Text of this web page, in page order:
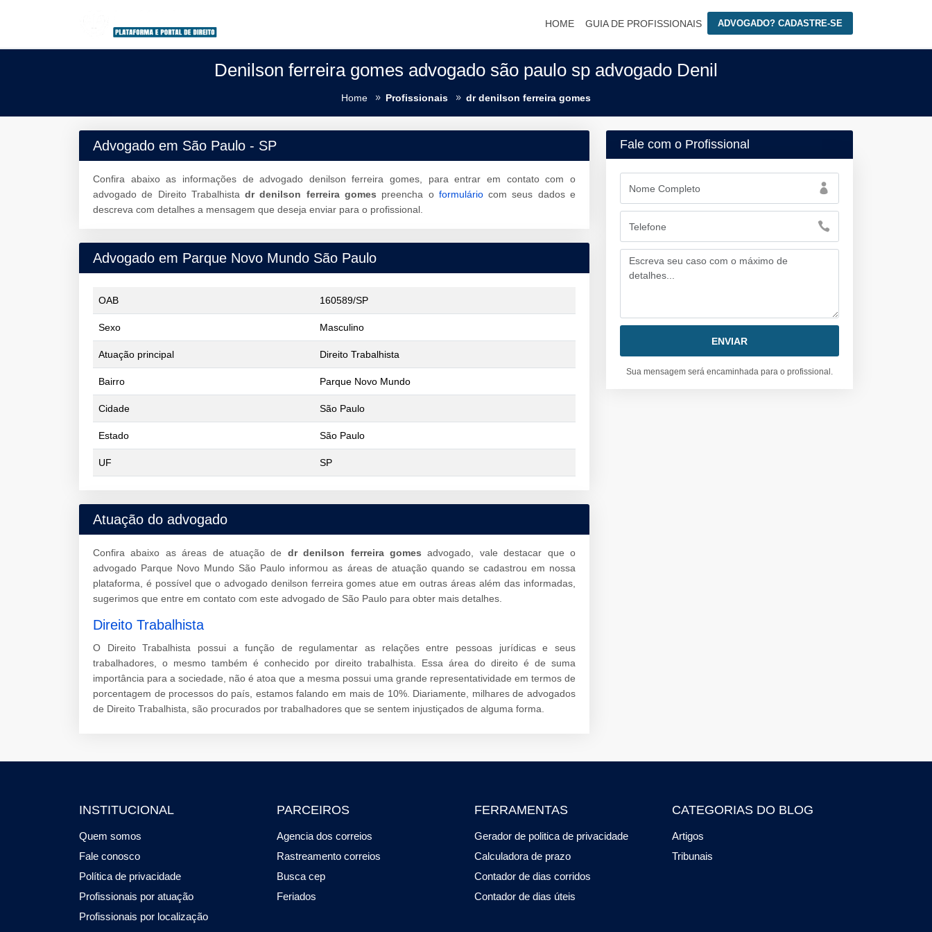
HOME GUIA DE PROFISSIONAIS ADVOGADO? CADASTRE-SE
Denilson ferreira gomes advogado são paulo sp advogado Denil
Home Profissionais dr denilson ferreira gomes
Advogado em São Paulo - SP
Confira abaixo as informações de advogado denilson ferreira gomes, para entrar em contato com o
advogado de Direito Trabalhistadr denilson ferreira gomes preencha o formuláriocom seus dados e
descreva com detalhes a mensagem que deseja enviar para o profissional.
Advogado em Parque Novo Mundo São Paulo
OAB 160589/SP
Sexo Masculino
Atuação principal Direito Trabalhista
Bairro Parque Novo Mundo
Cidade São Paulo
Estado São Paulo
UF SP
Atuação do advogado
Confira abaixo as áreas de atuação de dr denilson ferreira gomes advogado, vale destacar que o
advogado Parque Novo Mundo São Paulo informou as áreas de atuação quando se cadastrou em nossa
plataforma, é possível que o advogado denilson ferreira gomes atue em outras áreas além das informadas,
sugerimos que entre em contato com este advogado de São Paulo para obter mais detalhes.
Direito Trabalhista
O Direito Trabalhista possui a função de regulamentar as relações entre pessoas jurídicas e seus
trabalhadores, o mesmo também é conhecido por direito trabalhista. Essa área do direito é de suma
importância para a sociedade, não é atoa que a mesma possui uma grande representatividade em termos de
porcentagem de processos do país, estamos falando em mais de 10%. Diariamente, milhares de advogados
de Direito Trabalhista, são procurados por trabalhadores que se sentem injustiçados de alguma forma.
Fale com o Profissional
Sua mensagem será encaminhada para o profissional.
INSTITUCIONAL
Quem somos
Fale conosco
Política de privacidade
Profissionais por atuação
Profissionais por localização
PARCEIROS
Agencia dos correios
Rastreamento correios
Busca cep
Feriados
FERRAMENTAS
Gerador de politica de privacidade
Calculadora de prazo
Contador de dias corridos
Contador de dias úteis
CATEGORIAS DO BLOG
Artigos
Tribunais